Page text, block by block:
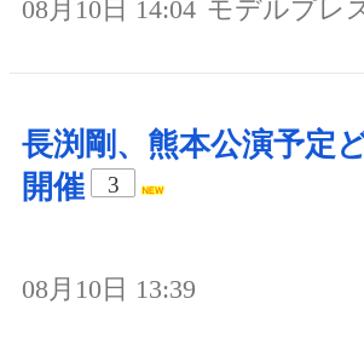
08月10日 14:04 モデルプレ
長渕剛、熊本公演予定
開催
3
08月10日 13:39